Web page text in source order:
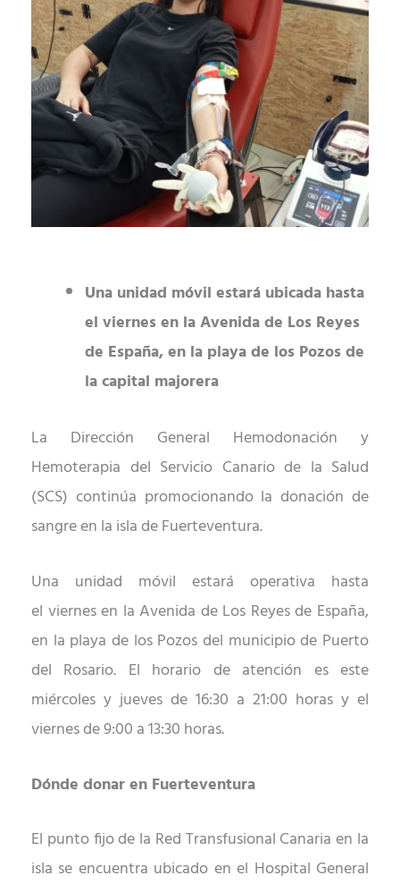
Una unidad móvil estará ubicada hasta
el viernesen la Avenida de Los Reyes
de España,en la playa de los Pozos de
la capital majorera
La Dirección General Hemodonación y
Hemoterapia del Servicio Canario de la Salud
(SCS) continúa promocionando la donación de
sangre en la isla de Fuerteventura.
Una unidad móvil estará operativa hasta
el viernes en la Avenida de Los Reyes de España,
en la playa de losPozos del municipio de Puerto
del Rosario. El horario de atención es este
miércoles y jueves de 16:30 a 21:00 horas y el
viernes de 9:00 a 13:30 horas.
Dónde donar en Fuerteventura
El punto fijo de la Red Transfusional Canaria en la
isla se encuentra ubicado en el Hospital General